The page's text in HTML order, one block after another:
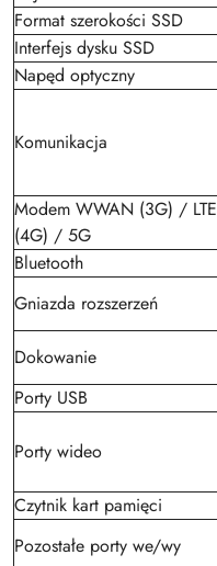
Format szerokości SSD
Interfejs dysku SSD
Napęd optyczny
Komunikacja
Modem WWAN (3G) / LTE
(4G) / 5G
Bluetooth
Gniazda rozszerzeń
Dokowanie
Porty USB
Porty wideo
Czytnik kart pamięci
Pozostałe porty we/wy